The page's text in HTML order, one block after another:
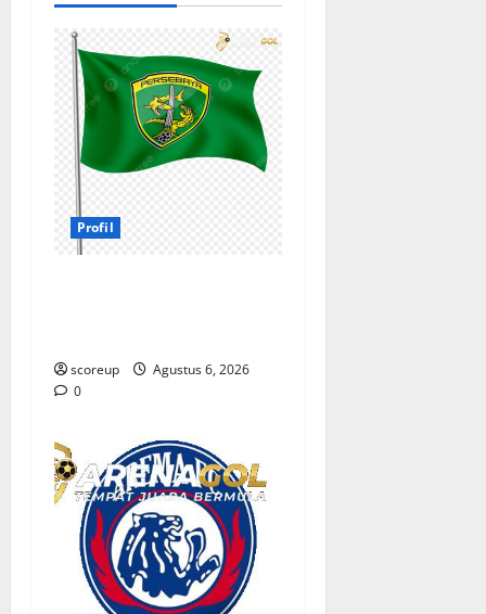
Profil
scoreup
Agustus 6, 2026
0